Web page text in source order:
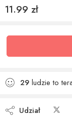
11.99 zł
29 ludzie to
Udział